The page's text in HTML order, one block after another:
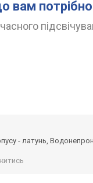
вам потрібно
- латунь,